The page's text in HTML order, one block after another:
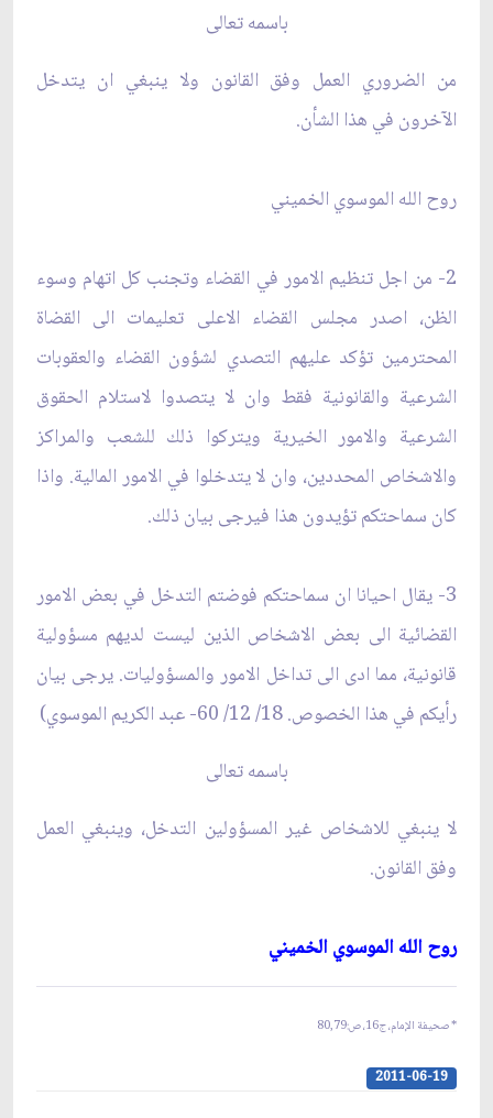
باسمه تعالى‏
من الضروري العمل وفق القانون ولا ينبغي ان يتدخل
الآخرون في هذا الشأن.
روح الله الموسوي الخميني‏
2- من اجل تنظيم الامور في القضاء وتجنب كل اتهام وسوء
الظن، اصدر مجلس القضاء الاعلى تعليمات الى القضاة
المحترمين تؤكد عليهم التصدي لشؤون القضاء والعقوبات
الشرعية والقانونية فقط وان لا يتصدوا لاستلام الحقوق
الشرعية والامور الخيرية ويتركوا ذلك للشعب والمراكز
والاشخاص المحددين، وان لا يتدخلوا في الامور المالية. واذا
كان سماحتكم تؤيدون هذا فيرجى بيان ذلك.
3- يقال احيانا ان سماحتكم فوضتم التدخل في بعض الامور
القضائية الى بعض الاشخاص الذين ليست لديهم مسؤولية
قانونية، مما ادى الى تداخل الامور والمسؤوليات. يرجى بيان
رأيكم في هذا الخصوص. 18/ 12/ 60- عبد الكريم الموسوي‏
)
باسمه تعالى‏
لا ينبغي للاشخاص غير المسؤولين التدخل، وينبغي العمل
وفق القانون.
روح الله الموسوي الخميني‏
* صحيفة الإمام، ج16، ص: 80,79
2011-06-19